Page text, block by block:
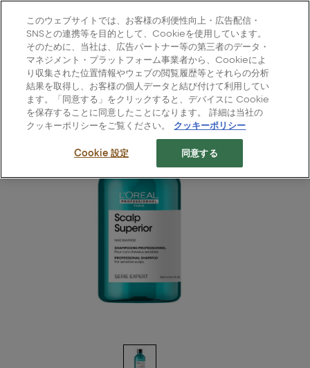
L'Oréal Professionnel Paris
Site Menu
ホーム > すべての製品 ヘアケア >
スカルプ アドバンス：シャンプー
このウェブサイトでは、お客様の利便性向上・広告配信・
SNSとの連携等を目的として、Cookieを使用しています。
そのために、当社は、広告パートナー等の第三者のデータ・
マネジメント・プラットフォーム事業者から、Cookieによ
り収集された位置情報やウェブの閲覧履歴等とそれらの分析
結果を取得し、お客様の個人データと結び付けて利用してい
ます。「同意する」をクリックすると、デバイスに Cookie
を保存することに同意したことになります。 詳細は当社の
クッキーポリシーをご覧ください。
クッキーポリシー
Cookie 設定 同意する